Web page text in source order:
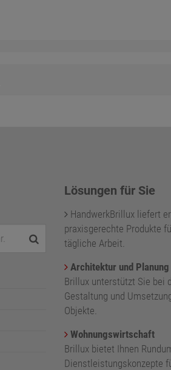
Lösungen für Sie
HandwerkBrillux liefert
praxisgerechte Produkte
tägliche Arbeit.
Architektur und Planung
Brillux unterstützt Sie bei
Gestaltung und
Objekte.
Wohnungswirtschaft
Brillux bietet Ihnen
Dienstleistungskonzepte